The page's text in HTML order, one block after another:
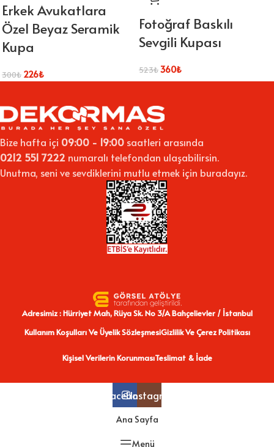
Erkek Avukatlara
Özel Beyaz Seramik
Kupa
300₺ 226₺
Fotoğraf Baskılı
Sevgili Kupası
523₺360₺
Bize hafta içi 09:00 - 19:00 saatleri arasında
0212 551 7222 numaralı telefondan ulaşabilirsin.
Unutma, seni ve sevdiklerini mutlu etmek için buradayız.
Adresimiz : Hürriyet Mah, Rüya Sk. No 3/A Bahçelievler / İstanbul
Kullanım Koşulları Ve Üyelik SözleşmesiGizlilik Ve Çerez Politikası
Kişisel Verilerin KorunmasıTeslimat & İade
FacebookInstagram
Ana Sayfa
Menü